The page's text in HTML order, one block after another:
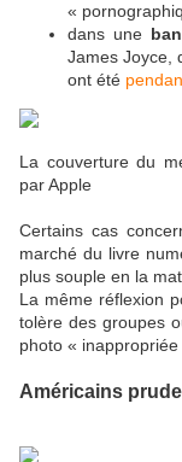
«
dans une
James Joyce,
ont été
La couverture du
par Apple
Certains cas
marché du livre
plus souple en la
La même réflexion
tolère des groupes
photo « inappropriée
Américains